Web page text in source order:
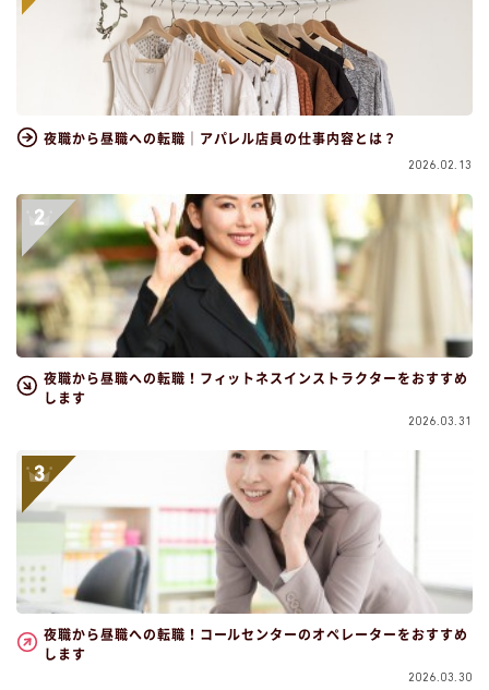
夜職から昼職への転職｜アパレル店員の仕事内容とは？
2026.02.13
夜職から昼職への転職！フィットネスインストラクターをおすすめ
します
2026.03.31
夜職から昼職への転職！コールセンターのオペレーターをおすすめ
します
2026.03.30